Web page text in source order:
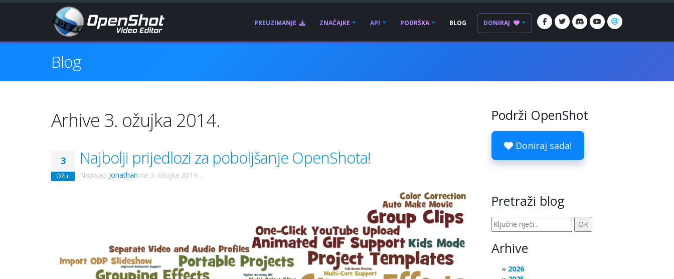
PREUZIMANJE ZNAČAJKE API PODRŠKA BLOG DONIRAJ
Blog
Arhive 3. ožujka 2014.
3
Ožu.
Najbolji prijedlozi za poboljšanje OpenShota!
Napisao Jonathan na 3. ožujka 2014. .
Podrži OpenShot
Doniraj sada!
Pretraži blog
Arhive
2026